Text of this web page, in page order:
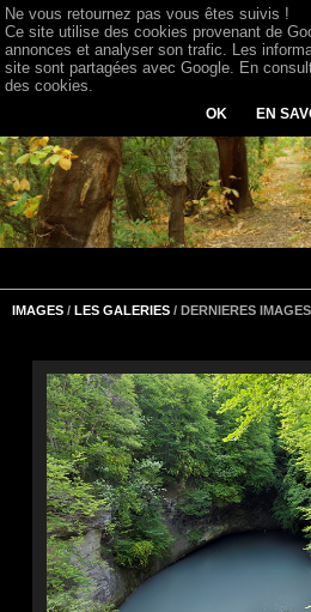
IMAGES / LES GALERIES / DERNIERES
Ne vous retournez pas vous êtes suivis !
Ce site utilise des cookies provenant de
annonces et analyser son trafic. Les
site sont partagées avec Google. En
des cookies.
OK EN